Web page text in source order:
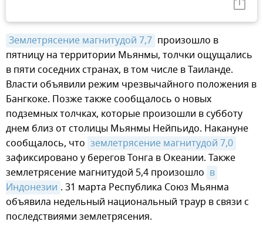
Землетрясение магнитудой 7,7 произошло в
пятницу на территории Мьянмы, толчки ощущались
в пяти соседних странах, в том числе в Таиланде.
Власти объявили режим чрезвычайного положения в
Бангкоке. Позже также сообщалось о новых
подземных толчках, которые произошли в субботу
днем близ от столицы Мьянмы Нейпьидо. Накануне
сообщалось, что землетрясение магнитудой 7,0
зафиксировано у берегов Тонга в Океании. Также
землетрясение магнитудой 5,4 произошло в
Индонезии . 31 марта Республика Союз Мьянма
объявила недельный национальный траур в связи с
последствиями землетрясения.